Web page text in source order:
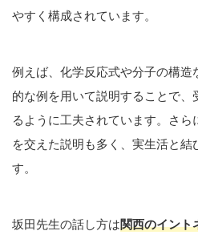
やすく構成されています。
例えば、化学反応式や分子の構
的な例を用いて説明することで、
るように工夫されています。さ
を交えた説明も多く、実生活と結
す。
坂田先生の話し方は関西のイント